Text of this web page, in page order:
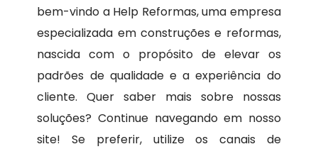
bem-vindo a Help Reformas, uma empresa
especializada em construções e reformas,
nascida com o propósito de elevar os
padrões de qualidade e a experiência do
cliente. Quer saber mais sobre nossas
soluções? Continue navegando em nosso
site! Se preferir, utilize os canais de